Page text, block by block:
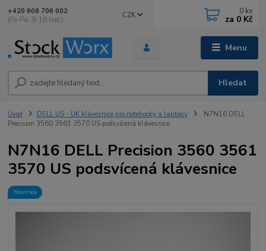
Menu
CZK
Hledat
+420 606 706 002
(Po-Pá, 9-18 hod.)
0 ks
za 0 Kč
Úvod DELL US - UK klávesnice pro notebooky a laptopy
N7N16 DELL
Precision 3560 3561 3570 US podsvícená klávesnice
N7N16 DELL Precision 3560 3561
3570 US podsvícená klávesnice
Novinka